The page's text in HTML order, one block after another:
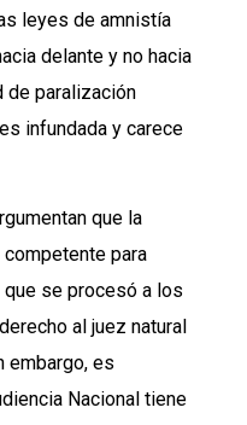
leyes de amnistía
delante y no hacia
de paralización
infundada y carece
que la
competente para
se procesó a los
al juez natural
embargo, es
Nacional tiene